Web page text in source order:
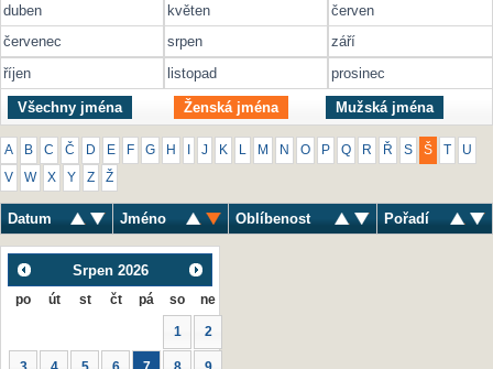
duben
květen
červen
červenec
srpen
září
říjen
listopad prosinec
Všechny jména Ženská jména Mužská jména
A B C Č D E F G H J K M N O P Q R Ř S Š U
V W X Y Z Ž
Datum Jméno Oblíbenost Pořadí
Srpen 2026
po út st čt pá so ne
1 2